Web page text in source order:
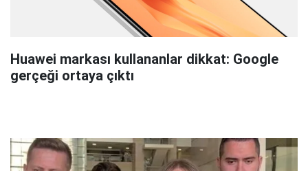
Huawei markası kullananlar dikkat: Google
gerçeği ortaya çıktı